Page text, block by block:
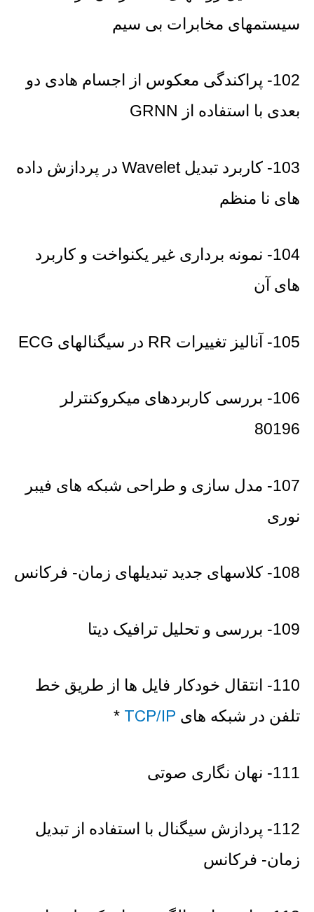
سیستمهای مخابرات بی سیم
102- پراکندگی معکوس از اجسام هادی دو
بعدی با استفاده از GRNN
103- کاربرد تبدیل Wavelet در پردازش داده
های نا منظم
104- نمونه برداری غیر یکنواخت و کاربرد
های آن
105- آنالیز تغییرات RR در سیگنالهای ECG
106- بررسی کاربردهای میکروکنترلر
80196
107- مدل سازی و طراحی شبکه های فیبر
نوری
108- کلاسهای جدید تبدیلهای زمان- فرکانس
109- بررسی و تحلیل ترافیک دیتا
110- انتقال خودکار فایل ها از طریق خط
تلفن در شبکه های TCP/IP
*
111- نهان نگاری صوتی
112- پردازش سیگنال با استفاده از تبدیل
زمان- فرکانس